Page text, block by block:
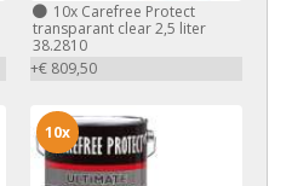
10xCarefree Protect
transparant clear 2,5 liter
38.2810
+€ 809,50
10x